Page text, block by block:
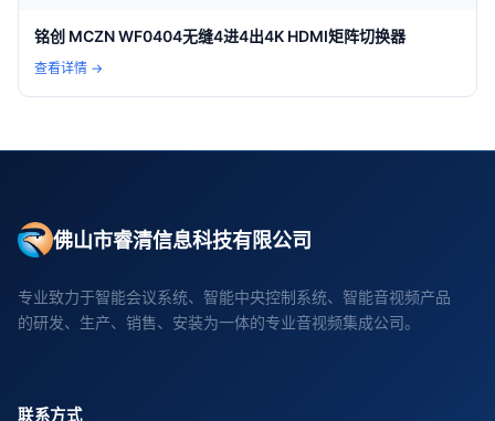
铭创 MCZN WF0404无缝4进4出4K HDMI矩阵切换器
查看详情 →
佛山市睿清信息科技有限公司
专业致力于智能会议系统、智能中央控制系统、智能音视频产品
的研发、生产、销售、安装为一体的专业音视频集成公司。
联系方式